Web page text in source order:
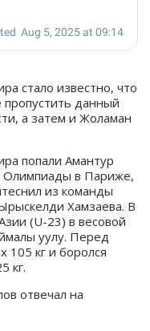
стало известно, что
данный
а затем и Жоламан
попали Амантур
Олимпиады в Париже,
из команды
Хамзаева. В
(U-23) в весовой
уулу. Перед
105 кг и боролся
кг.
отвечал на